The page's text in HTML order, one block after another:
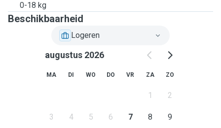
0-18 kg
Beschikbaarheid
Logeren
augustus 2026
MA DI WO DO VR ZA ZO
1 2
3 4 5 6 7 8 9